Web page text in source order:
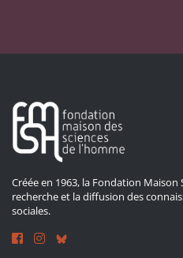
Créée en 1963, la Fondation
recherche et la diffusion des
sociales.